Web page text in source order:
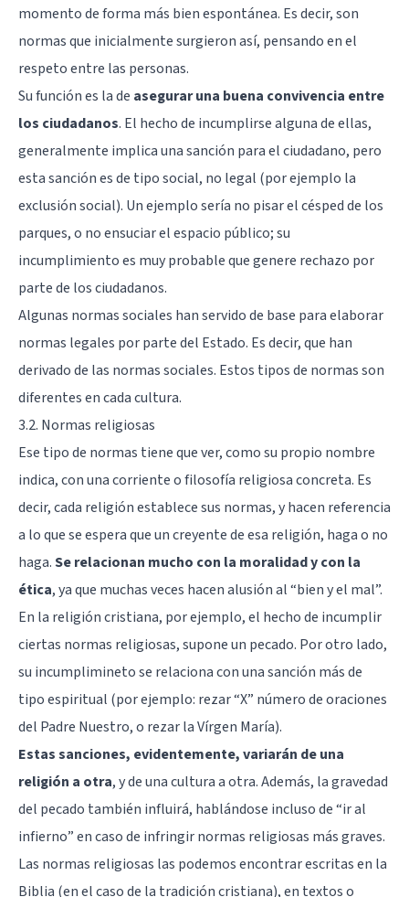
momento de forma más bien espontánea. Es decir, son
normas que inicialmente surgieron así, pensando en el
respeto entre las personas.
Su función es la de asegurar una buena convivencia entre
los ciudadanos. El hecho de incumplirse alguna de ellas,
generalmente implica una sanción para el ciudadano, pero
esta sanción es de tipo social, no legal (por ejemplo la
exclusión social). Un ejemplo sería no pisar el césped de los
parques, o no ensuciar el espacio público; su
incumplimiento es muy probable que genere rechazo por
parte de los ciudadanos.
Algunas normas sociales han servido de base para elaborar
normas legales por parte del Estado. Es decir, que han
derivado de las normas sociales. Estos tipos de normas son
diferentes en cada cultura.
3.2. Normas religiosas
Ese tipo de normas tiene que ver, como su propio nombre
indica, con una corriente o filosofía religiosa concreta. Es
decir, cada religión establece sus normas, y hacen referencia
a lo que se espera que un creyente de esa religión, haga o no
haga.Se relacionan mucho con la moralidad y con la
ética, ya que muchas veces hacen alusión al “bien y el mal”.
En la religión cristiana, por ejemplo, el hecho de incumplir
ciertas normas religiosas, supone un pecado. Por otro lado,
su incumplimineto se relaciona con una sanción más de
tipo espiritual (por ejemplo: rezar “X” número de oraciones
del Padre Nuestro, o rezar la Vírgen María).
Estas sanciones, evidentemente, variarán de una
religión a otra, y de una cultura a otra. Además, la gravedad
del pecado también influirá, hablándose incluso de “ir al
infierno” en caso de infringir normas religiosas más graves.
Las normas religiosas las podemos encontrar escritas en la
Biblia (en el caso de la tradición cristiana), en textos o